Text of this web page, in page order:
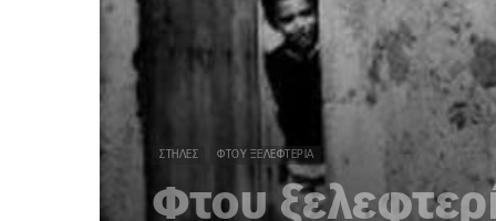
ΣΤΉΛΕΣ ΦΤΟΥ ΞΕΛΕΦΤΕΡΊΑ
Φτου